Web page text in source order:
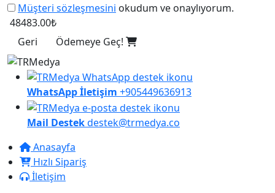
Müşteri sözleşmesini okudum ve onaylıyorum.
48483.00₺
Geri
Ödemeye Geç!
WhatsApp İletişim +905449636913
Mail Destekdestek@trmedya.co
Anasayfa
Hızlı Sipariş
İletişim